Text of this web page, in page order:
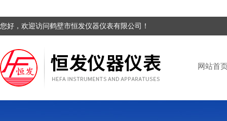
您好，欢迎访问鹤壁市恒发仪器仪表有限公司！
网站首